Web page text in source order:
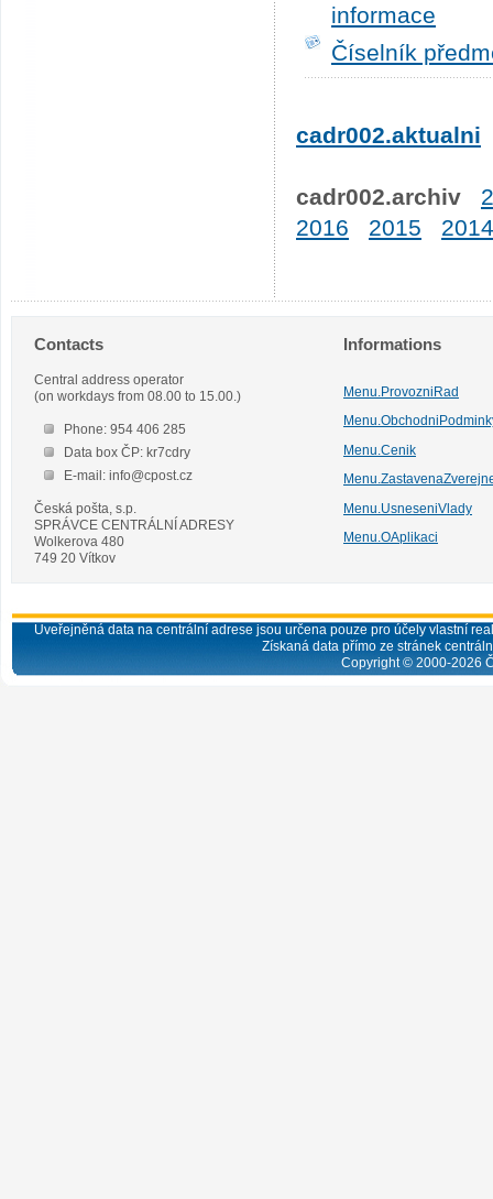
informace
Číselník
cadr002.aktualni
cadr002.archiv
2016
2015 2014
Contacts
Central address operator
(on workdays from 08.00 to 15.00.)
Phone: 954 406 285
Data box ČP: kr7cdry
E-mail: info@cpost.cz
Česká pošta, s.p.
SPRÁVCE CENTRÁLNÍ ADRESY
Wolkerova 480
749 20 Vítkov
Informations
Menu.ProvozniRad
Menu.Cenik
Menu.UsneseniVlady
Menu.OAplikaci
Uveřejněná data na centrální adrese jsou určena pouze pro účely vlastní
Získaná data přímo ze stránek
Copyright © 2000-2026